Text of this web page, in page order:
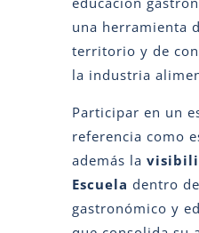
una herramienta
territorio y de
la industria
Participar en un
referencia como
además la
Escuela dentro
gastronómico y